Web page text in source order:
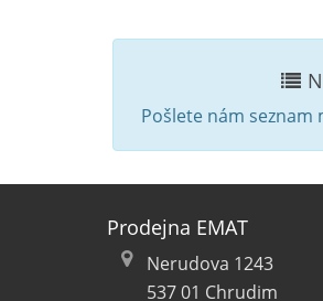
Pošlete nám
Prodejna EMAT
Nerudova 1243
537 01 Chrudim